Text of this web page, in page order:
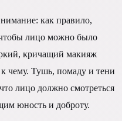
как правило,
лицо можно было
кричащий макияж
чему. Тушь, помаду и тени
лицо должно смотреться
юность и доброту.